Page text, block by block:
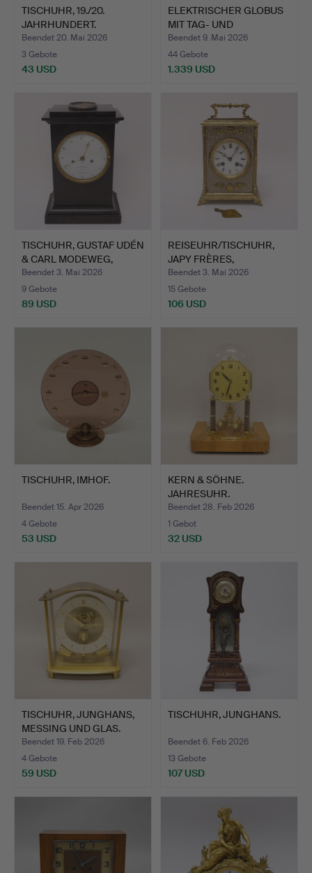
TISCHUHR, 19./20.
JAHRHUNDERT.
Beendet 20. Mai 2026
3 Gebote
43 USD
ELEKTRISCHER GLOBUS
MIT TAG- UND
NACHTANZE…
Beendet 9. Mai 2026
44 Gebote
1.339 USD
TISCHUHR, GUSTAF UDÉN
& CARL MODEWEG,
MALM…
Beendet 3. Mai 2026
9 Gebote
89 USD
REISEUHR/TISCHUHR,
JAPY FRÈRES,
FRANKREICH…
Beendet 3. Mai 2026
15 Gebote
106 USD
TISCHUHR, IMHOF.
Beendet 15. Apr 2026
4 Gebote
53 USD
KERN & SÖHNE.
JAHRESUHR.
DEUTSCHLAND IN DE…
Beendet 28. Feb 2026
1 Gebot
32 USD
TISCHUHR, JUNGHANS,
MESSING UND GLAS.
Beendet 19. Feb 2026
4 Gebote
59 USD
TISCHUHR, JUNGHANS.
Beendet 6. Feb 2026
13 Gebote
107 USD